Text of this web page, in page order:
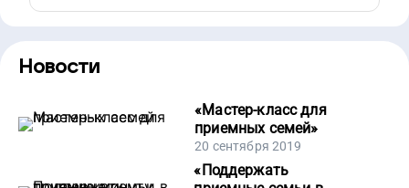
Новости
«Мастер-класс для
приемных семей»
20 сентября 2019
«Поддержать